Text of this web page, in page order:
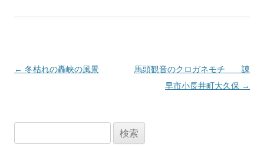
投
← 冬枯れの轟峡の風景
馬頭観音のクロガネモチ 諌
早市小長井町大久保 →
索: